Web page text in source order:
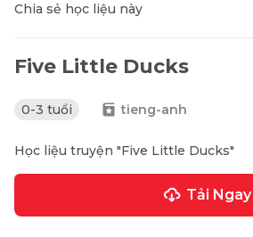
Chia sẻ học liệu này
Five Little Ducks
0-3 tuổi tieng-anh
Học liệu truyện "Five Little Ducks"
Tải Ngay